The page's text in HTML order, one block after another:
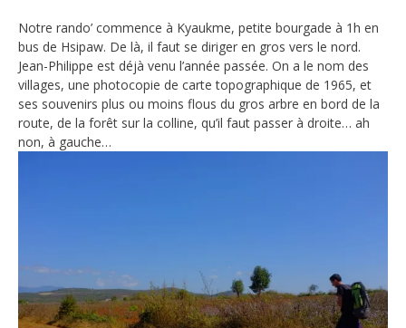
Notre rando’ commence à Kyaukme, petite bourgade à 1h en
bus de Hsipaw. De là, il faut se diriger en gros vers le nord.
Jean-Philippe est déjà venu l’année passée. On a le nom des
villages, une photocopie de carte topographique de 1965, et
ses souvenirs plus ou moins flous du gros arbre en bord de la
route, de la forêt sur la colline, qu’il faut passer à droite… ah
non, à gauche…